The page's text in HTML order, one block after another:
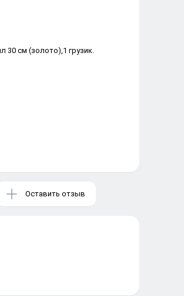
30 см (золото),1 грузик.
Оставить отзыв